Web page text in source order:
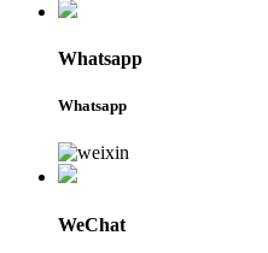
Whatsapp
Whatsapp
WeChat